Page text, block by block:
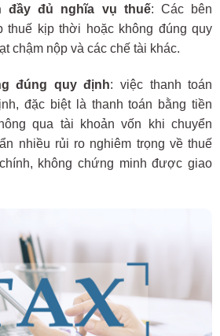
đầy đủ nghĩa vụ thuế: Các bên
thuế kịp thời hoặc không đúng quy
chậm nộp và các chế tài khác.
đúng quy định: việc thanh toán
đặc biệt là thanh toán bằng tiền
qua tài khoản vốn khi chuyển
nhiều rủi ro nghiêm trọng về thuế
không chứng minh được giao